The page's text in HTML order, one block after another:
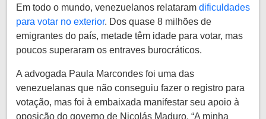
Em todo o mundo, venezuelanos relataram dificuldades
para votar no exterior. Dos quase 8 milhões de
emigrantes do país, metade têm idade para votar, mas
poucos superaram os entraves burocráticos.
A advogada Paula Marcondes foi uma das
venezuelanas que não conseguiu fazer o registro para
votação, mas foi à embaixada manifestar seu apoio à
oposição do governo de Nicolás Maduro. “A minha